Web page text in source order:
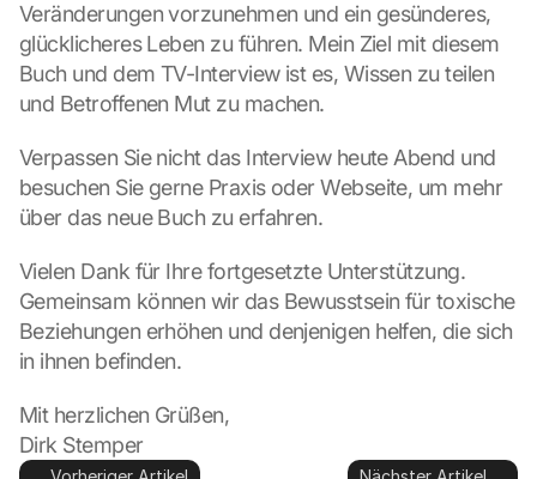
Veränderungen vorzunehmen und ein gesünderes,
glücklicheres Leben zu führen. Mein Ziel mit diesem
Buch und dem TV-Interview ist es, Wissen zu teilen
und Betroffenen Mut zu machen.
Verpassen Sie nicht das Interview heute Abend und
besuchen Sie gerne Praxis oder Webseite, um mehr
über das neue Buch zu erfahren.
Vielen Dank für Ihre fortgesetzte Unterstützung.
Gemeinsam können wir das Bewusstsein für toxische
Beziehungen erhöhen und denjenigen helfen, die sich
in ihnen befinden.
Mit herzlichen Grüßen,
Dirk Stemper
e
s
e
t
t
o
g
l
e
k
n
d